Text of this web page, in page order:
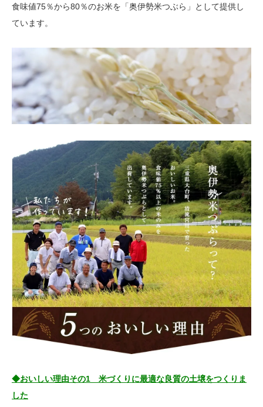
食味値75％から80％のお米を「奥伊勢米つぶら」として提供し
ています。
◆おいしい理由その1 米づくりに最適な良質の土壌をつくりま
した